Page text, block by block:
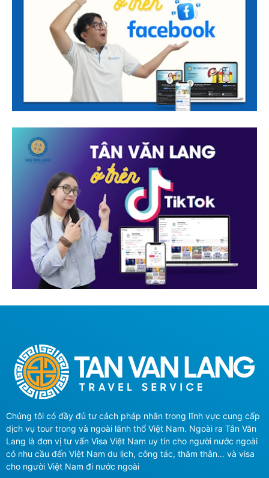
Chúng tôi có đầy đủ tư cách pháp nhân trong lĩnh vực cung cấp
dịch vụ tour trong và ngoài lãnh thổ Việt Nam. Ngoài ra Tân Văn
Lang là đơn vị tư vấn Visa Việt Nam uy tín cho người nước ngoài
có nhu cầu đến Việt Nam du lịch, công tác, thăm thân… và visa
cho người Việt Nam đi nước ngoài